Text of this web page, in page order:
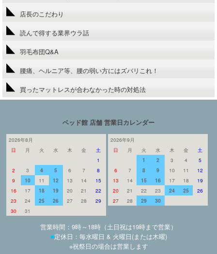
店長のこだわり
読んで得する業界ウラ話
羽毛布団Q&A
腰痛、ヘルニア等、腰の弱い方にはズバリこれ！
買ったマットレスが合わなかった時の対処法
ベッド館 店舗 営業日カレンダー
2026年8月
日
月 火 水 木 金
土
1
2
3 4 5 6 7
8
9
10 11 12 13 14
15
16
17 18 19 20 21
22
23
24 25 26 27 28
29
30
31
2026年9月
日
月 火 水 木 金
土
1
2 3 4
5
6
7 8 9 10 11
12
13
14 15 16 17 18
19
20
21 22 23 24 25
26
27
28 29 30
営業時間：9時～18時（土日祝は19時まで営業）
■定休日：毎水曜日 & 火曜日(または木曜)
※祝祭日の場合は営業します